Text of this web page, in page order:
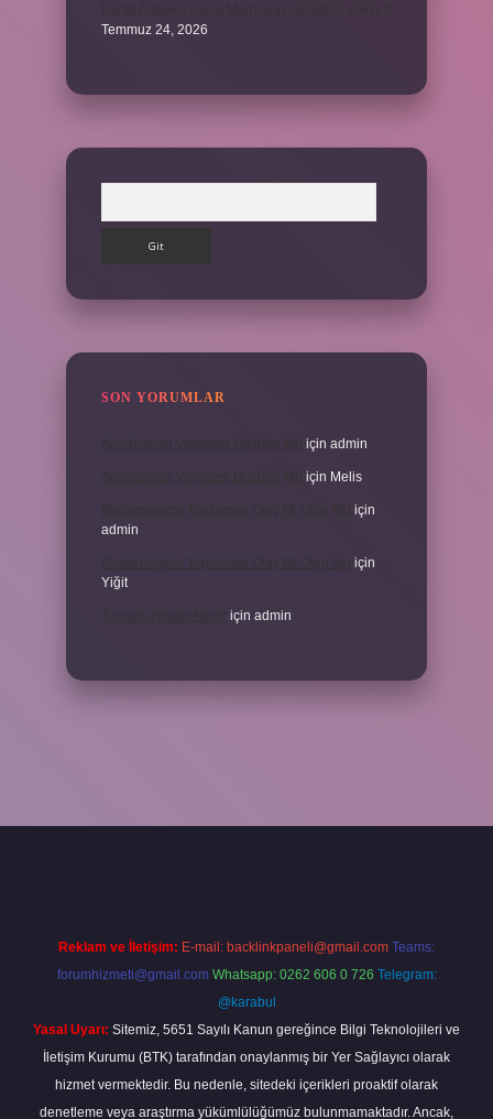
Temmuz 24, 2026
SON YORUMLAR
için admin
için Melis
için
admin
için
Yiğit
için admin
Reklam ve İletişim: E-mail: backlinkpaneli@gmail.com Teams:
forumhizmeti@gmail.com Whatsapp: 0262 606 0 726 Telegram:
@karabul
Yasal Uyarı: Sitemiz, 5651 Sayılı Kanun gereğince Bilgi Teknolojileri ve
İletişim Kurumu (BTK) tarafından onaylanmış bir Yer Sağlayıcı olarak
hizmet vermektedir. Bu nedenle, sitedeki içerikleri proaktif olarak
denetleme veya araştırma yükümlülüğümüz bulunmamaktadır. Ancak,